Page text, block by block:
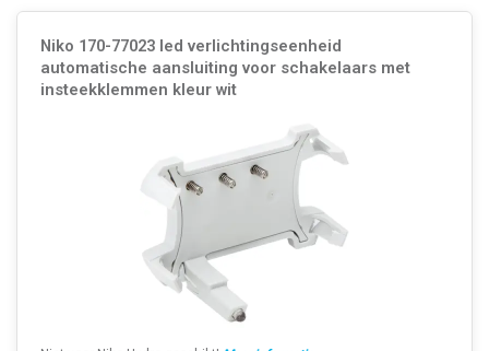
Niko 170-77023 led verlichtingseenheid
automatische aansluiting voor schakelaars met
insteekklemmen kleur wit